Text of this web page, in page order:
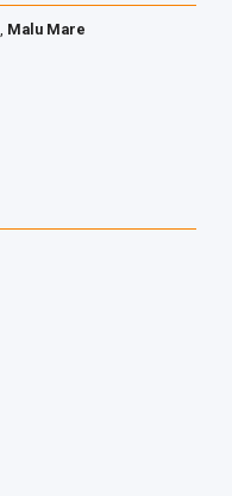
Malu Mare